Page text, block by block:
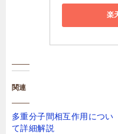
楽
関連
多重分子間相互作用につい
て詳細解説